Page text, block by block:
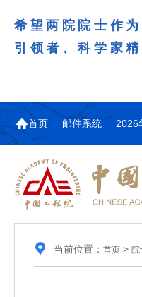
希望两院院士作
引领者、科学家
首页 邮件系统 2026
当前位置： 首页> 院